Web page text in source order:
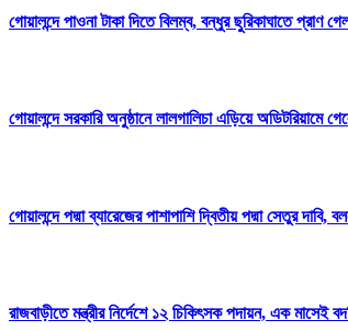
গোয়ালন্দে পাওনা টাকা দিতে বিলম্ব, বন্ধুর ছুরিকাঘাতে প্রাণ
গোয়ালন্দে সরকারি অনুষ্ঠানে লালগালিচা এড়িয়ে অডিটরিয়ামে
গোয়ালন্দে পদ্মা ব্যারেজের পাশাপাশি দ্বিতীয় পদ্মা সেতুর দাবি,
রাজবাড়ীতে মন্ত্রীর নির্দেশে ১২ চিকিৎসক পদায়ন, এক মাসেই